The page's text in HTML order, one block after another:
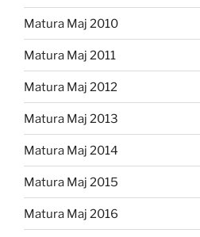
Matura Maj 2010
Matura Maj 2011
Matura Maj 2012
Matura Maj 2013
Matura Maj 2014
Matura Maj 2015
Matura Maj 2016